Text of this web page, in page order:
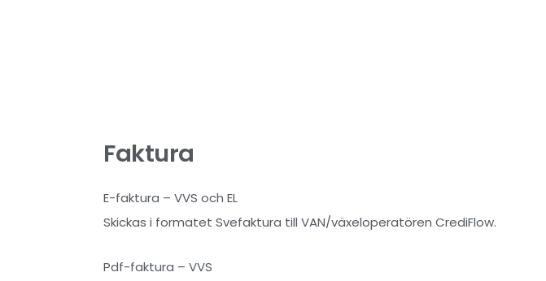
Faktura
E-faktura – VVS och EL
Skickas i formatet Svefaktura till VAN/växeloperatören CrediFlow.
Pdf-faktura – VVS